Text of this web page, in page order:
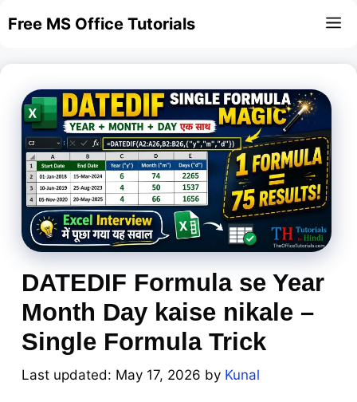
toFree MS Office Tutorials
DATEDIF Formula se Year
Month Day kaise nikale –
Single Formula Trick
May 17, 2026 by Kunal